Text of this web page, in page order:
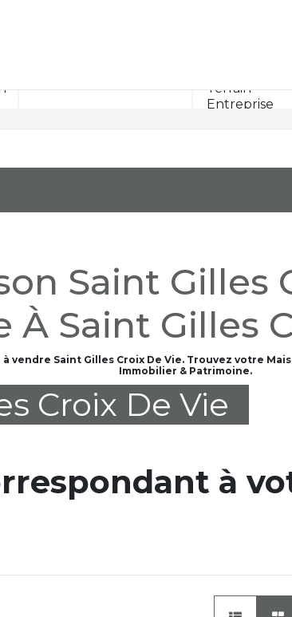
Saint Gilles
À Saint Gilles
Saint Gilles Croix De Vie. Trouvez votre
Immobilier & Patrimoine.
Croix De Vie
à